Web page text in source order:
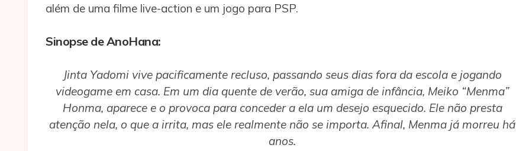
além de uma filme live-action e um jogo para PSP.
Sinopse deAnoHana:
Jinta Yadomi vive pacificamente recluso, passando seus dias fora da escola e jogando
videogame em casa. Em um dia quente de verão, sua amiga de infância, Meiko “Menma”
Honma, aparece e o provoca para conceder a ela um desejo esquecido. Ele não presta
atenção nela, o que a irrita, mas ele realmente não se importa. Afinal, Menma já morreu há
anos.